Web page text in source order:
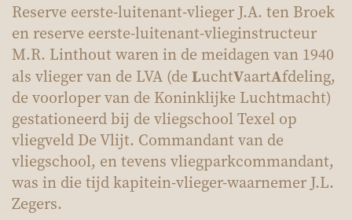
Reserve eerste-luitenant-vlieger J.A. ten Broek
en reserve eerste-luitenant-vlieginstructeur
M.R. Linthout waren in de meidagen van 1940
als vlieger van de LVA (de LuchtVaartAfdeling,
de voorloper van de Koninklijke Luchtmacht)
gestationeerd bij de vliegschool Texel op
vliegveld De Vlijt. Commandant van de
vliegschool, en tevens vliegparkcommandant,
was in die tijd kapitein-vlieger-waarnemer J.L.
Zegers.